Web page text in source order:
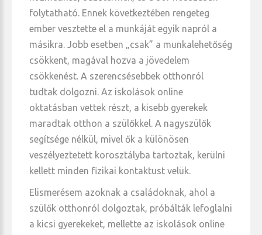
folytatható. Ennek következtében rengeteg
ember vesztette el a munkáját egyik napról a
másikra. Jobb esetben „csak” a munkalehetőség
csökkent, magával hozva a jövedelem
csökkenést. A szerencsésebbek otthonról
tudtak dolgozni. Az iskolások online
oktatásban vettek részt, a kisebb gyerekek
maradtak otthon a szülőkkel. A nagyszülők
segítsége nélkül, mivel ők a különösen
veszélyeztetett korosztályba tartoztak, kerülni
kellett minden fizikai kontaktust velük.
Elismerésem azoknak a családoknak, ahol a
szülők otthonról dolgoztak, próbálták lefoglalni
a kicsi gyerekeket, mellette az iskolások online